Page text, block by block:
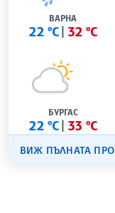
ВАРНА
22 °C 32 °C
БУРГАС
22 °C 33 °C
ВИЖ ПЪЛНАТА